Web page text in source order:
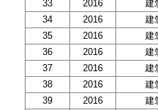
33
2016
建
34
2016
建
35
2016
建
36
2016
建
37
2016
建
38
2016
建
39
2016
建